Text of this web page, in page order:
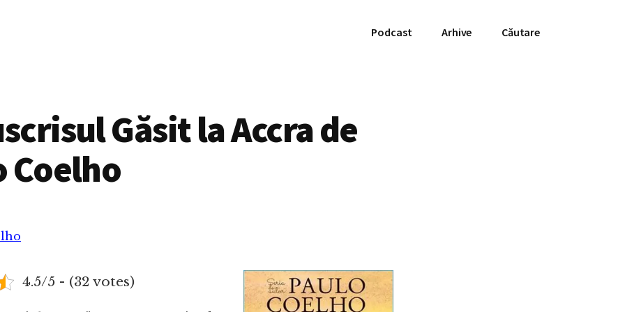
Podcast Arhive Căutare
Găsit la Accra de
Coelho
4.5/5 - (32 votes)